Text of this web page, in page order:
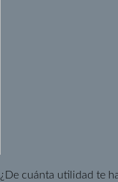
¿De cuánta utilidad te